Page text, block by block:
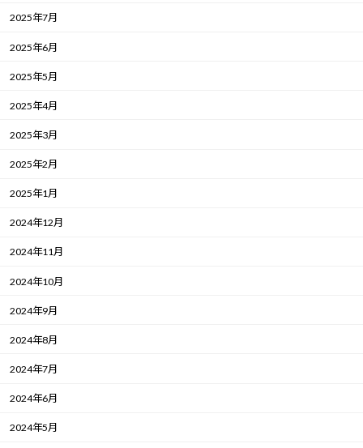
2025年7月
2025年6月
2025年5月
2025年4月
2025年3月
2025年2月
2025年1月
2024年12月
2024年11月
2024年10月
2024年9月
2024年8月
2024年7月
2024年6月
2024年5月